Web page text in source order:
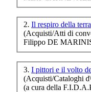
è teorica, sempre però
presente fase.
Acquista ora...
A feed could not be
http://www.lastampa.it/
2. Il respiro della
(Acquisti/Atti di
Filippo DE
3. I pittori e il volto
(Acquisti/Cataloghi
(a cura della